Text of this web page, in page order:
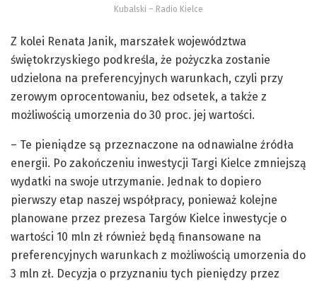
Kubalski – Radio Kielce
Z kolei Renata Janik, marszałek województwa
świętokrzyskiego podkreśla, że pożyczka zostanie
udzielona na preferencyjnych warunkach, czyli przy
zerowym oprocentowaniu, bez odsetek, a także z
możliwością umorzenia do 30 proc. jej wartości.
– Te pieniądze są przeznaczone na odnawialne źródła
energii. Po zakończeniu inwestycji Targi Kielce zmniejszą
wydatki na swoje utrzymanie. Jednak to dopiero
pierwszy etap naszej współpracy, ponieważ kolejne
planowane przez prezesa Targów Kielce inwestycje o
wartości 10 mln zł również będą finansowane na
preferencyjnych warunkach z możliwością umorzenia do
3 mln zł. Decyzja o przyznaniu tych pieniędzy przez